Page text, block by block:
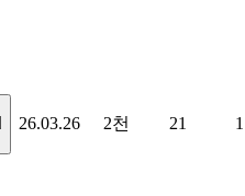
26.03.26 2천 21 1